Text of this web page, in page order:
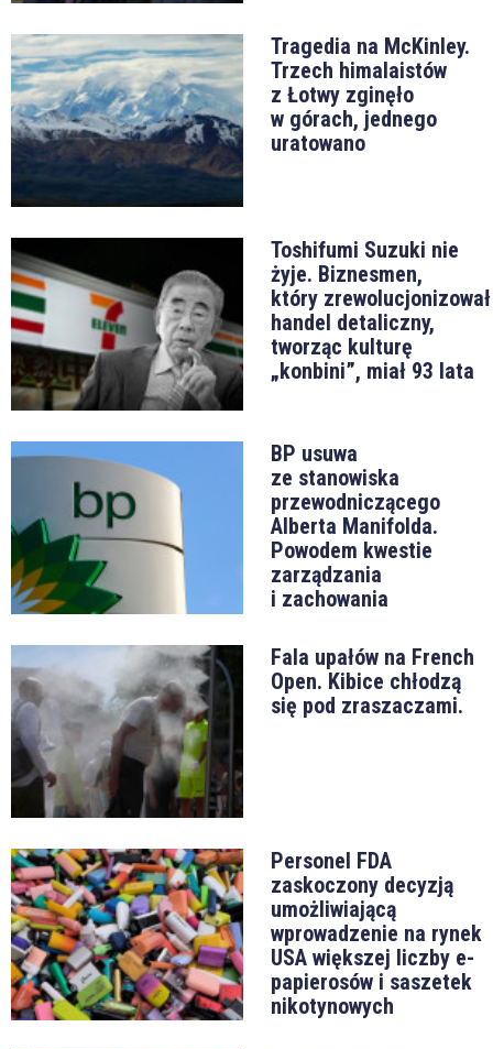
Tragedia na McKinley.
Trzech himalaistów
z Łotwy zginęło
w górach, jednego
uratowano
Toshifumi Suzuki nie
żyje. Biznesmen,
który zrewolucjonizował
handel detaliczny,
tworząc kulturę
„konbini”, miał 93 lata
BP usuwa
ze stanowiska
przewodniczącego
Alberta Manifolda.
Powodem kwestie
zarządzania
i zachowania
Fala upałów na French
Open. Kibice chłodzą
się pod zraszaczami.
Personel FDA
zaskoczony decyzją
umożliwiającą
wprowadzenie na rynek
USA większej liczby e-
papierosów i saszetek
nikotynowych